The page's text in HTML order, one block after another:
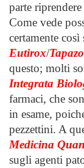
parte
Come vede
certamente
Eutirox/
questo; molti
Integrata
farmaci, che
in esame,
pezzettini. A
Medicina
sugli agenti